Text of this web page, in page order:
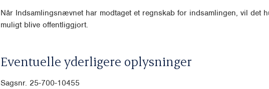
Når Indsamlingsnævnet har modtaget et regnskab for indsamlingen, vil det
muligt blive offentliggjort.
Eventuelle yderligere oplysninger
Sagsnr. 25-700-10455